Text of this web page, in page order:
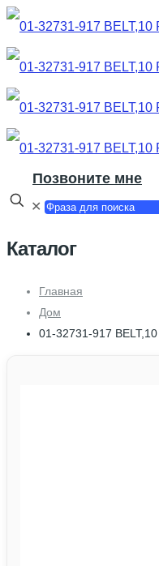
Позвоните мне
✕
Каталог
Главная
Дом
01-32731-917